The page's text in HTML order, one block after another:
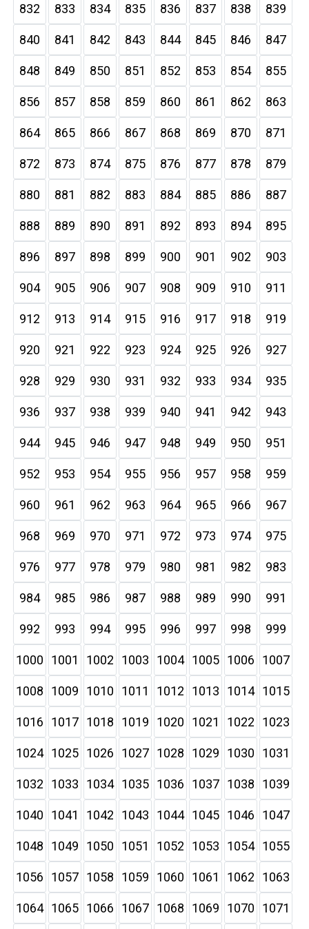
832 833 834 835 836 837 838 839
840 841 842 843 844 845 846 847
848 849 850 851 852 853 854 855
856 857 858 859 860 861 862 863
864 865 866 867 868 869 870 871
872 873 874 875 876 877 878 879
880 881 882 883 884 885 886 887
888 889 890 891 892 893 894 895
896 897 898 899 900 901 902 903
904 905 906 907 908 909 910 911
912 913 914 915 916 917 918 919
920 921 922 923 924 925 926 927
928 929 930 931 932 933 934 935
936 937 938 939 940 941 942 943
944 945 946 947 948 949 950 951
952 953 954 955 956 957 958 959
960 961 962 963 964 965 966 967
968 969 970 971 972 973 974 975
976 977 978 979 980 981 982 983
984 985 986 987 988 989 990 991
992 993 994 995 996 997 998 999
1000 1001 1002 1003 1004 1005 1006 1007
1008 1009 1010 1011 1012 1013 1014 1015
1016 1017 1018 1019 1020 1021 1022 1023
1024 1025 1026 1027 1028 1029 1030 1031
1032 1033 1034 1035 1036 1037 1038 1039
1040 1041 1042 1043 1044 1045 1046 1047
1048 1049 1050 1051 1052 1053 1054 1055
1056 1057 1058 1059 1060 1061 1062 1063
1064 1065 1066 1067 1068 1069 1070 1071